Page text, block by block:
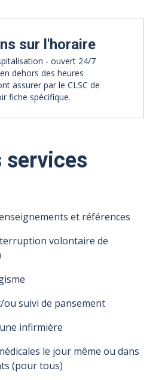
sur l'horaire
- ouvert 24/7
dehors des heures
assurer par le CLSC de
fiche spécifique.
services
et références
volontaire de
suivi de pansement
infirmière
le jour même ou dans
(pour tous)